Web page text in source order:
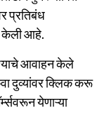
प्रतिबंध
केली आहे.
आवाहन केले
दुव्यांवर क्लिक करू
येणाऱ्या